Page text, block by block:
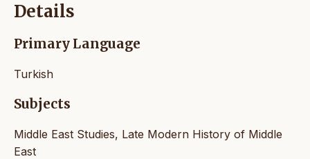
Details
Primary Language
Turkish
Subjects
Middle East Studies, Late Modern History of Middle
East